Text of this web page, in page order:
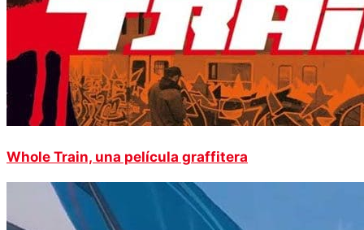
Whole Train, una película graffitera